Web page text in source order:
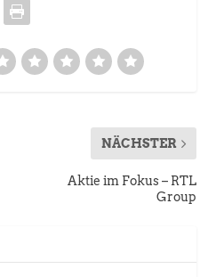
NÄCHSTER
Aktie im Fokus – RTL
Group